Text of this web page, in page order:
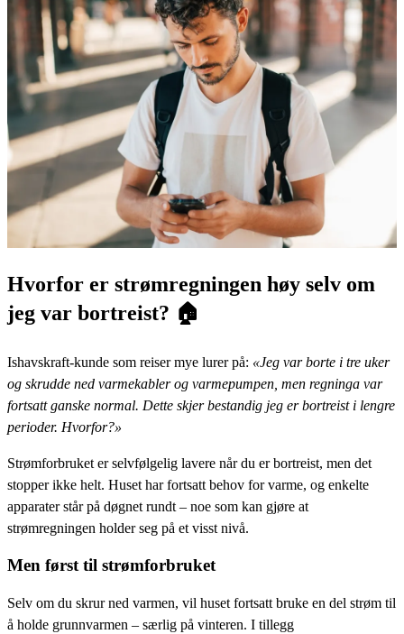
Hvorfor er strømregningen høy selv om
jeg var bortreist? 🏠
Ishavskraft-kunde som reiser mye lurer på: «Jeg var borte i tre uker
og skrudde ned varmekabler og varmepumpen, men regninga var
fortsatt ganske normal. Dette skjer bestandig jeg er bortreist i lengre
perioder. Hvorfor?»
Strømforbruket er selvfølgelig lavere når du er bortreist, men det
stopper ikke helt. Huset har fortsatt behov for varme, og enkelte
apparater står på døgnet rundt – noe som kan gjøre at
strømregningen holder seg på et visst nivå.
Men først til strømforbruket
Selv om du skrur ned varmen, vil huset fortsatt bruke en del strøm til
å holde grunnvarmen – særlig på vinteren. I tillegg